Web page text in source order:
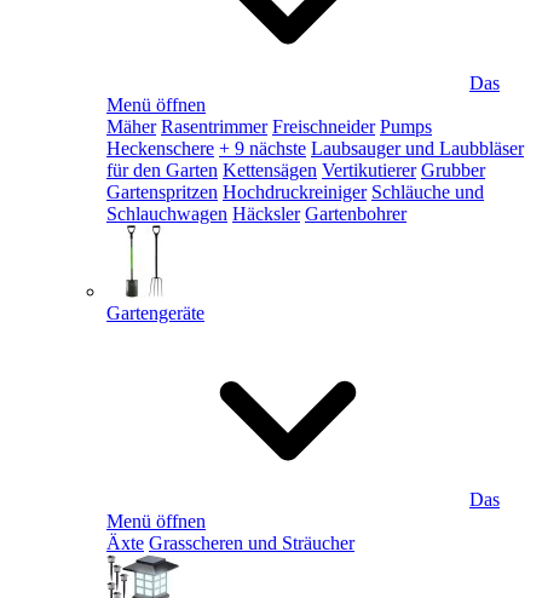
Das
Menü öffnen
Mäher Rasentrimmer Freischneider Pumps
Heckenschere + 9 nächste Laubsauger und Laubbläser
für den Garten Kettensägen Vertikutierer Grubber
Gartenspritzen Hochdruckreiniger Schläuche und
Schlauchwagen Häcksler Gartenbohrer
Gartengeräte
Das
Menü öffnen
Äxte Grasscheren und Sträucher